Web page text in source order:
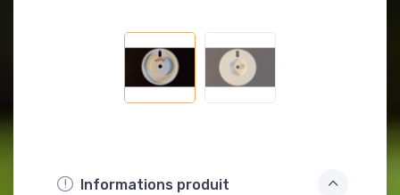
Informations produit